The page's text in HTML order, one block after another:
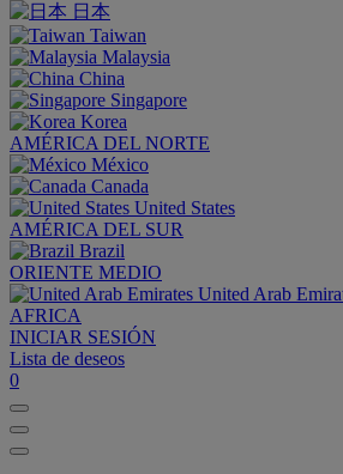
日本
Taiwan
Malaysia
China
Singapore
Korea
AMÉRICA DEL NORTE
México
Canada
United States
AMÉRICA DEL SUR
Brazil
ORIENTE MEDIO
United Arab
AFRICA
INICIAR SESIÓN
Lista de deseos
0